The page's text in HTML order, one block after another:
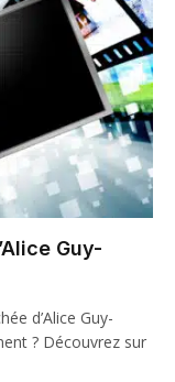
Guy-
d’Alice Guy-
? Découvrez sur